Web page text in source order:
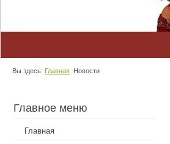
Вы здесь: Главная Новости
Главное меню
Главная